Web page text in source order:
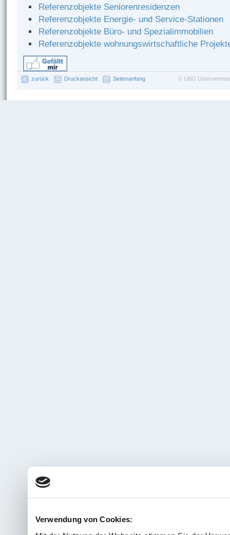
Verwendung von Cookies:
Referenzobjekte Seniorenresidenzen
Referenzobjekte Energie- und Service-Stationen
Referenzobjekte Büro- und Spezialimmobilien
Referenzobjekte wohnungswirtschaftliche
© UBG
zurück Druckansicht Seitenanfang